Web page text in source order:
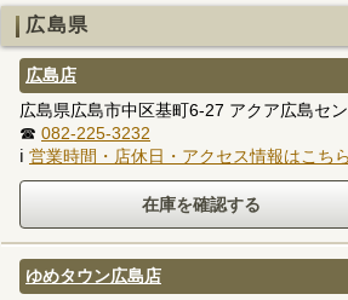
広島県
広島店
広島県広島市中区基町6-27 アクア広島セ
☎ 082-225-3232
ℹ 営業時間・店休日・アクセス情報はこちら
ゆめタウン広島店